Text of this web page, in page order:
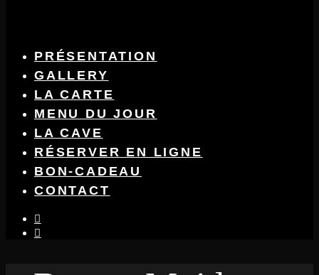
PRÉSENTATION
GALLERY
LA CARTE
MENU DU JOUR
LA CAVE
RÉSERVER EN LIGNE
BON-CADEAU
CONTACT